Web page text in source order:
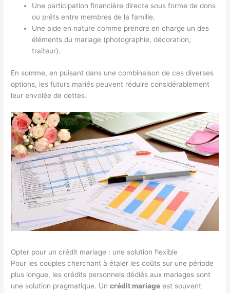
Une participation financière directe sous forme de dons
ou prêts entre membres de la famille.
Une aide en nature comme prendre en charge un des
éléments du mariage (photographie, décoration,
traiteur).
En somme, en puisant dans une combinaison de ces diverses
options, les futurs mariés peuvent réduire considérablement
leur envolée de dettes.
Opter pour un crédit mariage : une solution flexible
Pour les couples cherchant à étaler les coûts sur une période
plus longue, les crédits personnels dédiés aux mariages sont
une solution pragmatique. Uncrédit mariage est souvent